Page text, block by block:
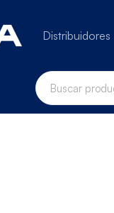
Distribuidores